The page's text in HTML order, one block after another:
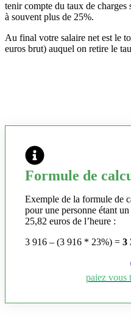
tenir compte du taux de charges
à souvent plus de 25%.
Au final votre salaire net est le
euros brut) auquel on retire le
Formule de
Exemple de la formule de
pour une personne étant
25,82 euros de l’heure :
3 916 – (3 916 * 23%) = 3
paiez vous